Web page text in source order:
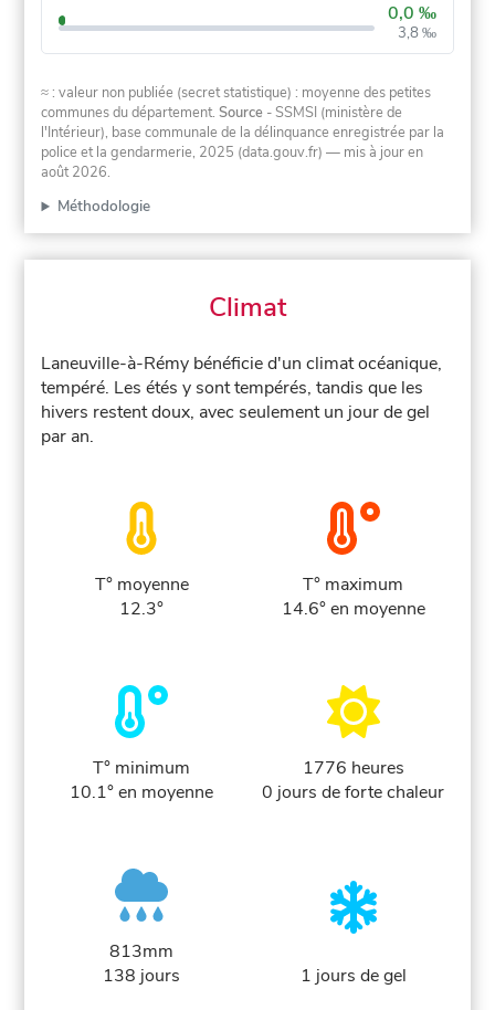
0,0 ‰
3,8 ‰
≈ : valeur non publiée (secret statistique) : moyenne des petites
communes du département.Source - SSMSI (ministère de
l'Intérieur), base communale de la délinquance enregistrée par la
police et la gendarmerie, 2025 (data.gouv.fr) — mis à jour en
août 2026.
Méthodologie
Climat
Laneuville-à-Rémy bénéficie d'un climat océanique,
tempéré. Les étés y sont tempérés, tandis que les
hivers restent doux, avec seulement un jour de gel
par an.
T° moyenne
12.3°
T° maximum
14.6° en moyenne
T° minimum
10.1° en moyenne
1776 heures
0 jours de forte chaleur
813mm
138 jours
1 jours de gel